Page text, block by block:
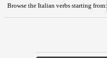
Browse the Italian verbs starting from: